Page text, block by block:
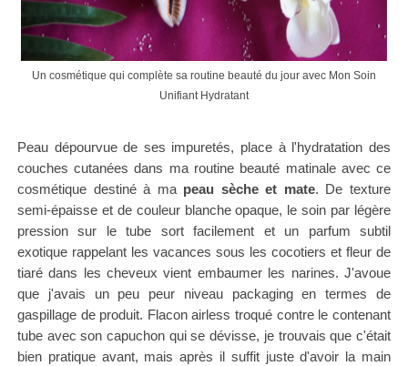
Un cosmétique qui complète sa routine beauté du jour avec Mon Soin
Unifiant Hydratant
Peau dépourvue de ses impuretés, place à l'hydratation des
couches cutanées dans ma routine beauté matinale avec ce
cosmétique destiné à ma peau sèche et mate. De texture
semi-épaisse et de couleur blanche opaque, le soin par légère
pression sur le tube sort facilement et un parfum subtil
exotique rappelant les vacances sous les cocotiers et fleur de
tiaré dans les cheveux vient embaumer les narines. J'avoue
que j'avais un peu peur niveau packaging en termes de
gaspillage de produit. Flacon airless troqué contre le contenant
tube avec son capuchon qui se dévisse, je trouvais que c'était
bien pratique avant, mais après il suffit juste d'avoir la main